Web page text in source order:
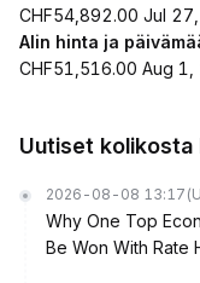
CHF54,892.00 Jul
Alin hinta ja
CHF51,516.00 Aug
Uutiset kolikosta
2026-08-08 13:17
Why One Top
Be Won With Rate